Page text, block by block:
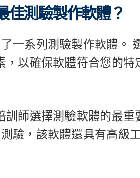
佳測驗製作軟體？
一系列測驗製作軟體。
以確保軟體符合您的特
訓師選擇測驗軟體的最
驗，該軟體還具有高級